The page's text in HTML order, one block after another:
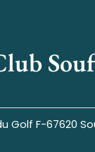
Golf F-67620